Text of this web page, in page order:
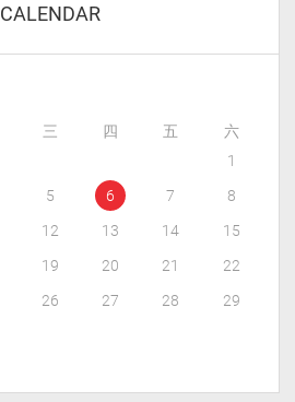
CALENDAR
三 四 五
六
1
5 6 7
8
12 13 14
15
19 20 21
22
26 27 28
29